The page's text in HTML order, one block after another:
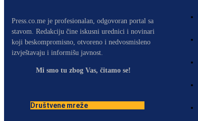
Press.co.me je profesionalan, odgovoran portal sa
stavom. Redakciju čine iskusni urednici i novinari
koji beskompromisno, otvoreno i nedvosmisleno
izvještavaju i informišu javnost.
Mi smo tu zbog Vas, čitamo se!
Društvene mreže